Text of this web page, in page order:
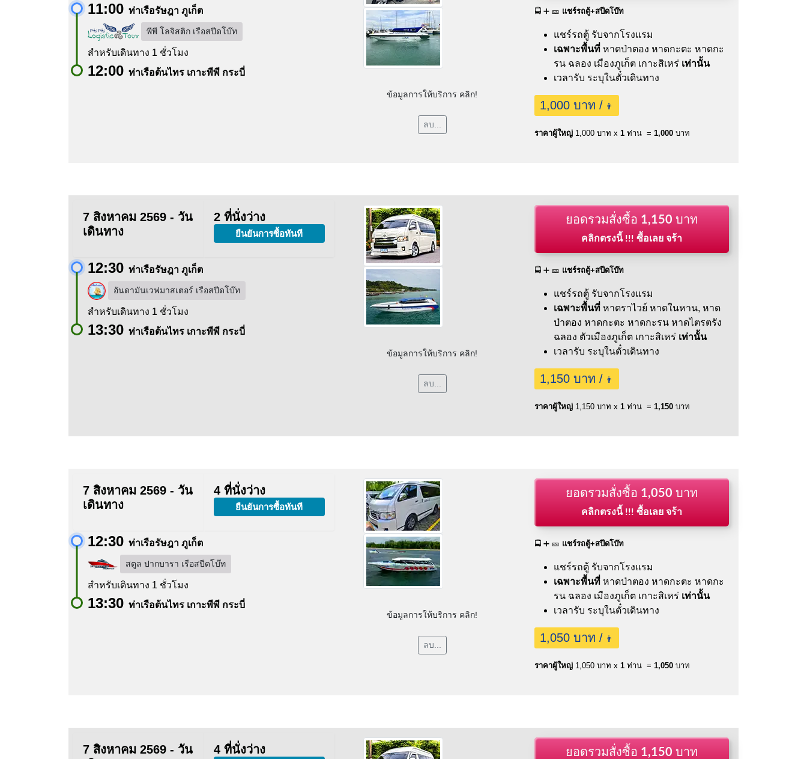
11:00 ท่าเรือรัษฎา ภูเก็ต
พีพี โลจิสติก เรือสปีดโบ๊ท
สำหรับเดินทาง 1 ชั่วโมง
12:00 ท่าเรือต้นไทร เกาะพีพี กระบี่
ข้อมูลการให้บริการ คลิก!
ลบ...
🚍 ➕ 🎫 แชร์รถตู้+สปีดโบ๊ท
แชร์รถตู้ รับจากโรงแรม
เฉพาะพื้นที่ หาดป่าตอง หาดกะตะ หาดกะ
รน ฉลอง เมืองภูเก็ต เกาะสิเหร่ เท่านั้น
เวลารับ ระบุในตั๋วเดินทาง
1,000 บาท / 👨
ราคาผู้ใหญ่ 1,000 บาท x 1 ท่าน = 1,000 บาท
7 สิงหาคม 2569 - วัน
เดินทาง
2 ที่นั่งว่าง
ยืนยันการซื้อทันที
12:30 ท่าเรือรัษฎา ภูเก็ต
อันดามันเวฟมาสเตอร์ เรือสปีดโบ๊ท
สำหรับเดินทาง 1 ชั่วโมง
13:30 ท่าเรือต้นไทร เกาะพีพี กระบี่
ข้อมูลการให้บริการ คลิก!
ลบ...
ยอดรวมสั่งซื้อ 1,150 บาท
คลิกตรงนี้ !!! ซื้อเลย จร้า
🚍 ➕ 🎫 แชร์รถตู้+สปีดโบ๊ท
แชร์รถตู้ รับจากโรงแรม
เฉพาะพื้นที่ หาดราไวย์ หาดในหาน, หาด
ป่าตอง หาดกะตะ หาดกะรน หาดไตรตรัง
ฉลอง ตัวเมืองภูเก็ต เกาะสิเหร่ เท่านั้น
เวลารับ ระบุในตั๋วเดินทาง
1,150 บาท / 👨
ราคาผู้ใหญ่ 1,150 บาท x 1 ท่าน = 1,150 บาท
7 สิงหาคม 2569 - วัน
เดินทาง
4 ที่นั่งว่าง
ยืนยันการซื้อทันที
12:30 ท่าเรือรัษฎา ภูเก็ต
สตูล ปากบารา เรือสปีดโบ๊ท
สำหรับเดินทาง 1 ชั่วโมง
13:30 ท่าเรือต้นไทร เกาะพีพี กระบี่
ข้อมูลการให้บริการ คลิก!
ลบ...
ยอดรวมสั่งซื้อ 1,050 บาท
คลิกตรงนี้ !!! ซื้อเลย จร้า
🚍 ➕ 🎫 แชร์รถตู้+สปีดโบ๊ท
แชร์รถตู้ รับจากโรงแรม
เฉพาะพื้นที่ หาดป่าตอง หาดกะตะ หาดกะ
รน ฉลอง เมืองภูเก็ต เกาะสิเหร่ เท่านั้น
เวลารับ ระบุในตั๋วเดินทาง
1,050 บาท / 👨
ราคาผู้ใหญ่ 1,050 บาท x 1 ท่าน = 1,050 บาท
7 สิงหาคม 2569 - วัน
4 ที่นั่งว่าง ยอดรวมสั่งซื้อ 1,150 บาท